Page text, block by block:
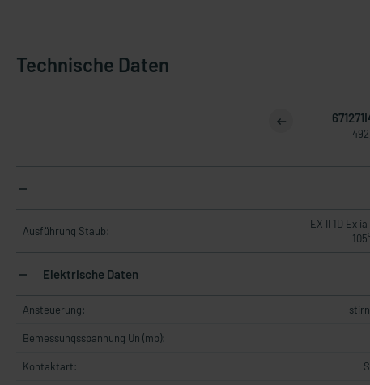
Technische Daten
Ausführung Staub:
EX II 1D Ex
Elektrische Daten
Ansteuerung:
Bemessungsspannung Un (mb):
Kontaktart: